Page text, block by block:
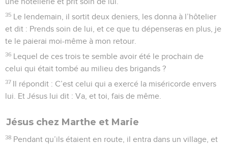
35 Le lendemain, il sortit deux deniers, les donna à l’hôtelier
et dit : Prends soin de lui, et ce que tu dépenseras en plus, je
te le paierai moi-même à mon retour.
36 Lequel de ces trois te semble avoir été le prochain de
celui qui était tombé au milieu des brigands ?
37 Il répondit : C’est celui qui a exercé la miséricorde envers
lui. Et Jésus lui dit : Va, et toi, fais de même.
Jésus chez Marthe et Marie
38 Pendant qu’ils étaient en route, il entra dans un village, et